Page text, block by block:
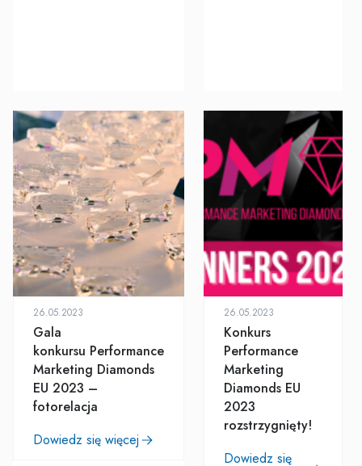
26.05.2023
Gala
konkursu Performance
Marketing Diamonds
EU 2023 –
fotorelacja
Dowiedz się więcej
26.05.2023
Konkurs
Performance
Marketing
Diamonds EU
2023
rozstrzygnięty!
Dowiedz się